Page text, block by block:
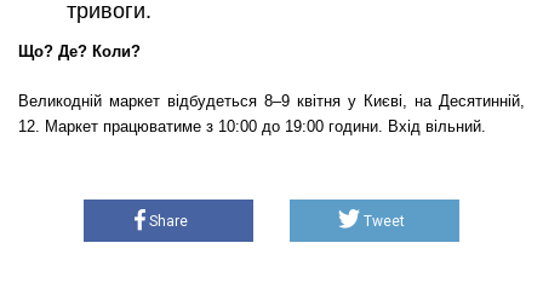
тривоги.
Що? Де? Коли?
Великодній маркет відбудеться 8–9 квітня у Києві, на Десятинній,
12. Маркет працюватиме з 10:00 до 19:00 години. Вхід вільний.
Share Tweet